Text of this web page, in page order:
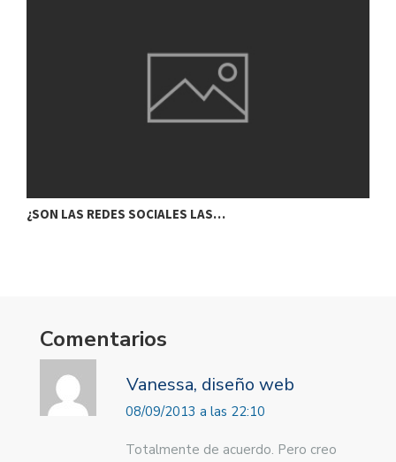
¿SON LAS REDES SOCIALES LAS…
Comentarios
Vanessa, diseño web
08/09/2013 a las 22:10
Totalmente de acuerdo. Pero creo